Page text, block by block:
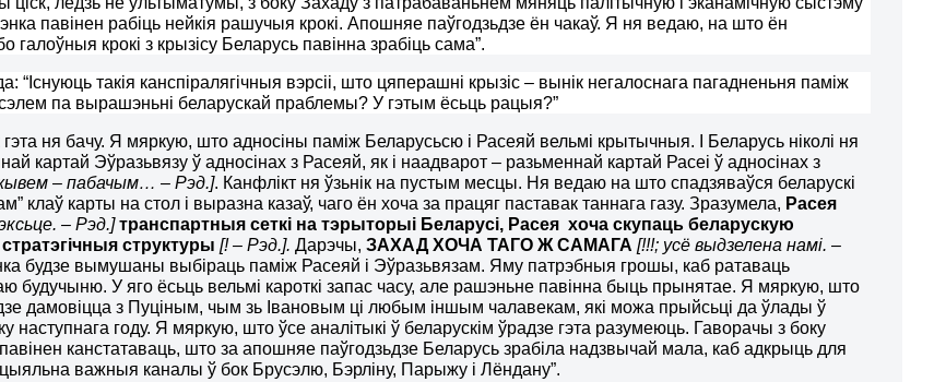
павінен рабіць нейкія рашучыя крокі. Апошняе паўгодзьдзе ён чакаў. Я ня ведаю, на што ён
галоўныя крокі з крызісу Беларусь павінна зрабіць сама”.
“Існуюць такія канспіралягічныя вэрсіі, што цяперашні крызіс – вынік негалоснага пагадненьня паміж
па вырашэньні беларускай праблемы?У гэтым ёсьць рацыя?”
ня бачу. Я мяркую, што адносіны паміж Беларусьсю і Расеяй вельмі крытычныя. І Беларусь ніколі ня
картай Эўразьвязу ў адносінах з Расеяй, як і наадварот – разьменнай картай Расеі ў адносінах з
– пабачым… – Рэд.]. Канфлікт ня ўзьнік на пустым месцы. Ня ведаю на што спадзяваўся беларускі
м” клаў карты на стол і выразна казаў, чаго ён хоча за працяг паставак таннага газу. Зразумела, Расея
– Рэд.]транспартныя сеткі на тэрыторыі Беларусі, Расея хоча скупаць беларускую
стратэгічныя структуры [! – Рэд.]. Дарэчы, ЗАХАД ХОЧА ТАГО Ж САМАГА [!!!; усё выдзелена намі. –
будзе вымушаны выбіраць паміж Расеяй і Эўразьвязам. Яму патрэбныя грошы, каб ратаваць
будучыню. У яго ёсьць вельмі кароткі запас часу, але рашэньне павінна быць прынятае. Я мяркую, што
дамовіцца з Пуціным, чым зь Івановым ці любым іншым чалавекам, які можа прыйсьці да ўлады ў
наступнага году. Я мяркую, што ўсе аналітыкі ў беларускім ўрадзе гэта разумеюць. Гаворачы з боку
канстатаваць, што за апошняе паўгодзьдзе Беларусь зрабіла надзвычай мала, каб адкрыць для
важныя каналы ў бок Брусэлю, Бэрліну, Парыжу і Лёндану”.